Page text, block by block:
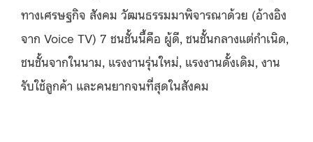
ทางเศรษฐกิจ สังคม วัฒนธรรมมาพิจารณาด้วย (อ้างอิง
จาก Voice TV) 7 ชนชั้นนี้คือ ผู้ดี, ชนชั้นกลางแต่กำเนิด,
ชนชั้นจากในนาม, แรงงานรุ่นใหม่, แรงงานดั้งเดิม, งาน
รับใช้ลูกค้า และคนยากจนที่สุดในสังคม